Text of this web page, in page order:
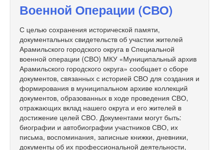
Военной Операции (СВО)
С целью сохранения исторической памяти,
документальных свидетельств об участии жителей
Арамильского городского округа в Специальной
военной операции (СВО) МКУ «Муниципальный архив
Арамильского городского округа» сообщает о сборе
документов, связанных с историей СВО для создания и
формирования в муниципальном архиве коллекций
документов, образованных в ходе проведения СВО,
отражающих вклад нашего округа и его жителей в
достижение целей СВО. Документами могут быть:
биографии и автобиографии участников СВО, их
письма, воспоминания, записные книжки, дневники,
документы об их профессиональной деятельности,